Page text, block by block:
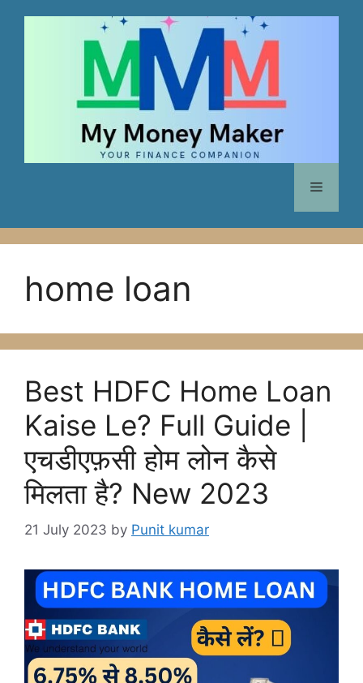
Menu
home loan
Best HDFC Home Loan
Kaise Le? Full Guide |
एचडीएफ़सी होम लोन कैसे
मिलता है? New 2023
21 July 2023 by Punit kumar